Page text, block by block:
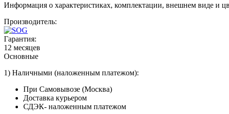
Информация о характеристиках, комплектации, внешнем виде и
Производитель:
Гарантия:
12 месяцев
Основные
1) Наличными (наложенным платежом):
При Самовывозе (Москва)
Доставка курьером
СДЭК- наложенным платежом